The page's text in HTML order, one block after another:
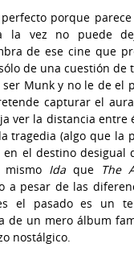
porque parece
la vez no puede
de ese cine que
de una cuestión de
Munk y no le de el
capturar el
ver la distancia entre
tragedia (algo que la
el destino desigual
Idaque The
a pesar de las
el pasado es un
de un mero álbum
nostálgico.